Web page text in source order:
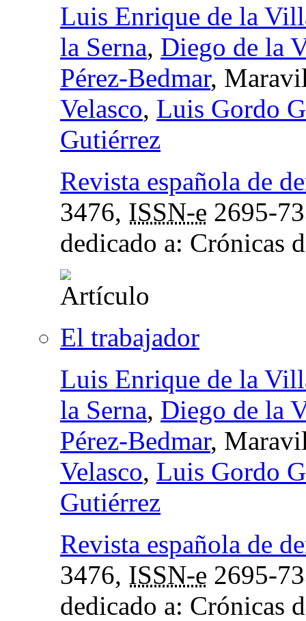
Luis Enrique de la
la Serna, Diego de la
Pérez-Bedmar,
Velasco, Luis Gordo
Gutiérrez
Revista española de
3476, ISSN-e 2695-
dedicado a: Crónicas
El trabajador
Luis Enrique de la
la Serna, Diego de la
Pérez-Bedmar,
Velasco, Luis Gordo
Gutiérrez
Revista española de
3476, ISSN-e 2695-
dedicado a: Crónicas